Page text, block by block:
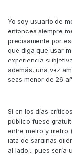
Yo soy usuario de
entonces siempre
precisamente por
que diga que usar
experiencia
además, una vez
seas menor de 26
Si en los días
público fuese
entre metro y metro
lata de sardinas
al lado... pues sería